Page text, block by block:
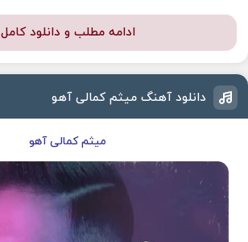
ادامه مطلب و دانلود کامل
دانلود آهنگ میثم کمالی آهو
میثم کمالی آهو